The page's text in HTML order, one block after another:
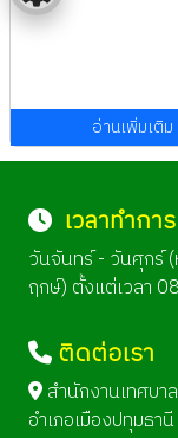
อ่านเพิ่มเติม
เวลาทำการ
วันจันทร์ - วันศุกร์
ฤกษ์) ตั้งแต่เวลา
ติดต่อเรา
สำนักงานเทศบา
อำเภอเมืองปทุมธ